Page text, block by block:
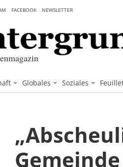
Globales Soziales
FACEBOOK NEWSLETTER